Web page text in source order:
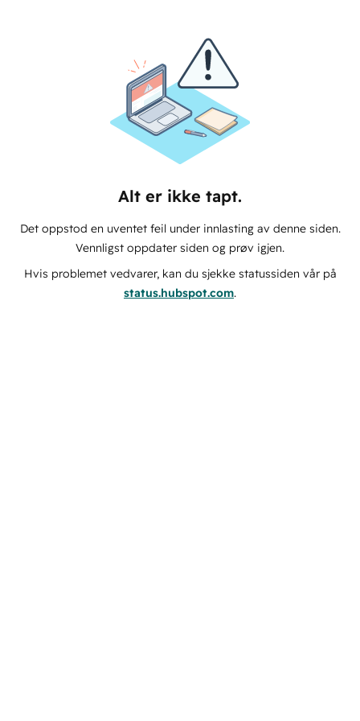
Alt er ikke tapt.
Det oppstod en uventet feil under innlasting av denne siden.
Vennligst oppdater siden og prøv igjen.
Hvis problemet vedvarer, kan du sjekke statussiden vår på
status.hubspot.com.